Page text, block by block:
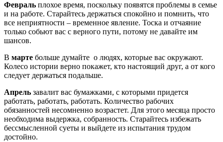
Февраль плохое время, поскольку появятся проблемы в семье
и на работе. Старайтесь держаться спокойно и помнить, что
все неприятности – временное явление. Тоска и отчаяние
только собьют вас с верного пути, потому не давайте им
шансов.
В марте больше думайте о людях, которые вас окружают.
Колесо истории верно покажет, кто настоящий друг, а от кого
следует держаться подальше.
Апрель завалит вас бумажками, с которыми придется
работать, работать, работать. Количество рабочих
обязанностей несомненно возрастет. Для этого месяца просто
необходима выдержка, собранность. Старайтесь избежать
бессмысленной суеты и выйдете из испытания трудом
достойно.